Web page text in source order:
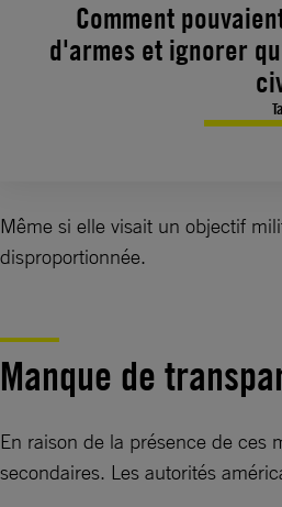
Comment
d'armes et ignorer
Même si elle visait un objectif
disproportionnée.
Manque de
En raison de la présence de ces
secondaires. Les autorités